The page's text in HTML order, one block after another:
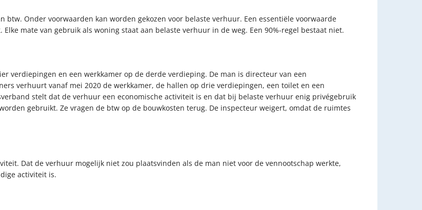
Onder voorwaarden kan worden gekozen voor belaste verhuur. Een essentiële voorwaarde
mate van gebruik als woning staat aan belaste verhuur in de weg. Een 90%-regel bestaat niet.
verdiepingen en een werkkamer op de derde verdieping. De man is directeur van een
verhuurt vanaf mei 2020 de werkkamer, de hallen op drie verdiepingen, een toilet en een
stelt dat de verhuur een economische activiteit is en dat bij belaste verhuur enig privégebruik
gebruikt. Ze vragen de btw op de bouwkosten terug. De inspecteur weigert, omdat de ruimtes
Dat de verhuur mogelijk niet zou plaatsvinden als de man niet voor de vennootschap werkte,
activiteit is.